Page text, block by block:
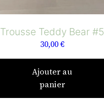
Trousse Teddy Bear #5
30,00€
Ajouter au
panier